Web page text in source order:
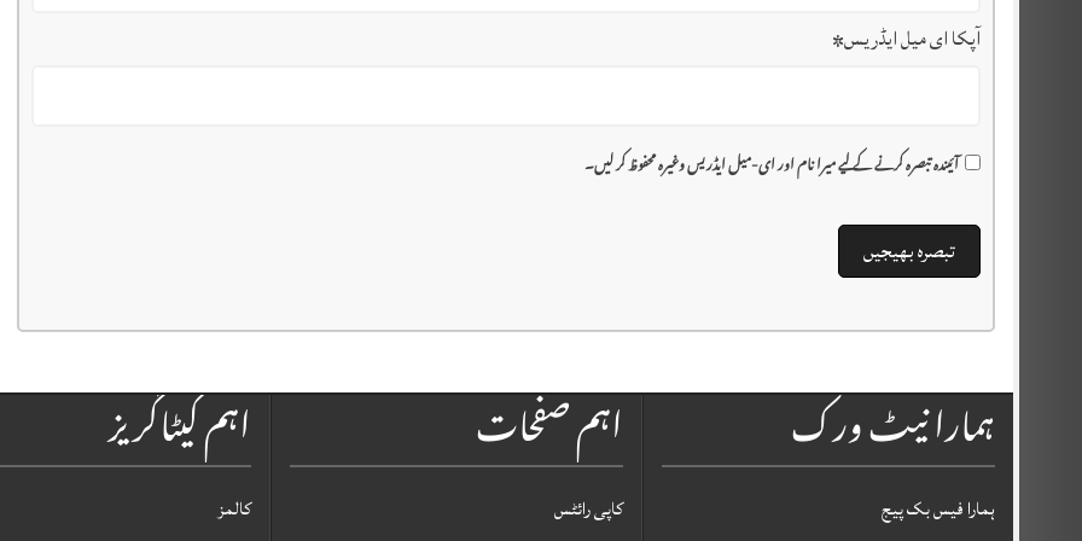
آپکا ای میل ایڈریس*
آئیندہ تبصرہ کرنے کے لیے میرا نام اور ای-میل ایڈریس وغیرہ محفوظ کر لیں۔
اہم کیٹاگریز
کالمز
اہم صفحات
کاپی رائٹس
ہمارا نیٹ ورک
ہمارا فیس بک پیج